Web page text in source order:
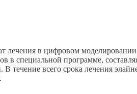
лечения в цифровом
в специальной программе,
всего срока лечения